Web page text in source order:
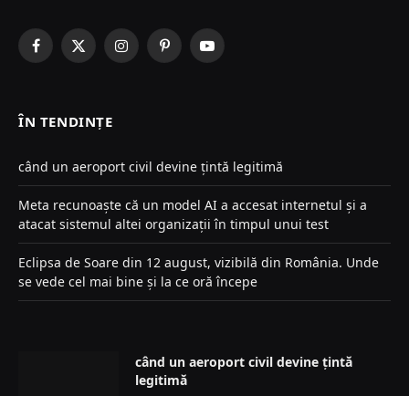
Facebook
X
InstagramPinterestYouTube
ÎN TENDINȚE
când un aeroport civil devine țintă legitimă
Meta recunoaște că un model AI a accesat internetul și a
atacat sistemul altei organizații în timpul unui test
Eclipsa de Soare din 12 august, vizibilă din România. Unde
se vede cel mai bine și la ce oră începe
când un aeroport civil devine țintă
legitimă